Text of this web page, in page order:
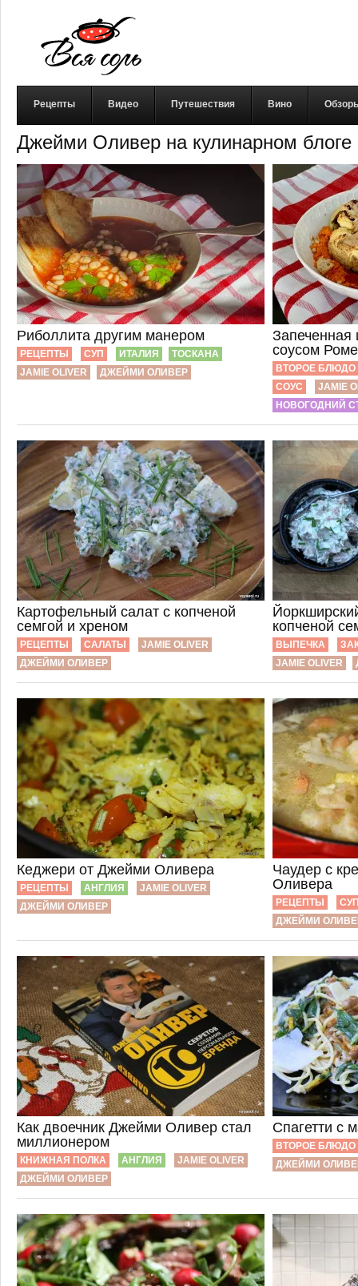
Рецепты Видео Путешествия Вино
Джейми Оливер на кулинарном
Риболлита другим манером
РЕЦЕПТЫ СУП ИТАЛИЯ
ТОСКАНА
JAMIE OLIVER
ДЖЕЙМИ ОЛИВЕР
Запеченная
соусом
ВТОРОЕ БЛЮДО
СОУС
JAMIE
НОВОГОДНИЙ
Картофельный салат с копченой
семгой и хреном
РЕЦЕПТЫ САЛАТЫ
JAMIE OLIVER
ДЖЕЙМИ ОЛИВЕР
копченой
ВЫПЕЧКА
JAMIE OLIVER
Кеджери от Джейми Оливера
РЕЦЕПТЫ АНГЛИЯ
JAMIE OLIVER
ДЖЕЙМИ ОЛИВЕР
Чаудер с
Оливера
РЕЦЕПТЫ
ДЖЕЙМИ
Как двоечник Джейми Оливер стал
миллионером
КНИЖНАЯ ПОЛКА АНГЛИЯ
JAMIE OLIVER
ДЖЕЙМИ ОЛИВЕР
Спагетти с
ВТОРОЕ БЛЮДО
ДЖЕЙМИ